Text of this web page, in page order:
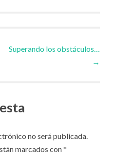
Superando los obstáculos…
→
no será publicada.
marcados con*